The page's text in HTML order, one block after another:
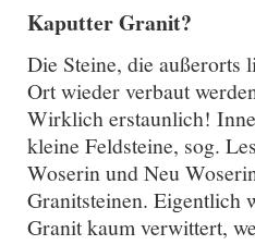
Kaputter Granit?
Die Steine, die außerorts
Ort wieder verbaut
Wirklich erstaunlich!
kleine Feldsteine, sog.
Woserin und Neu
Granitsteinen. Eigentlich
Granit kaum verwittert,